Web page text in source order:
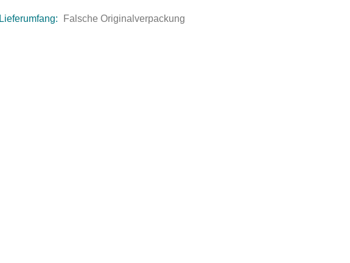
Lieferumfang: Falsche Originalverpackung